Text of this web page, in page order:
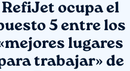
RefiJet ocupa el
5 entre los
lugares
trabajar» de